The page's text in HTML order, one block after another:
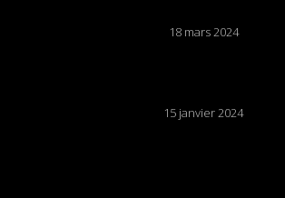
15 janvier 2024